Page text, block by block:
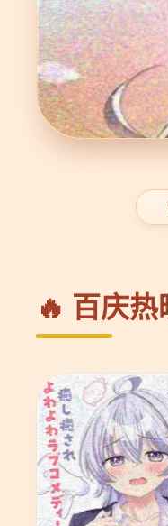
🔥 百庆热